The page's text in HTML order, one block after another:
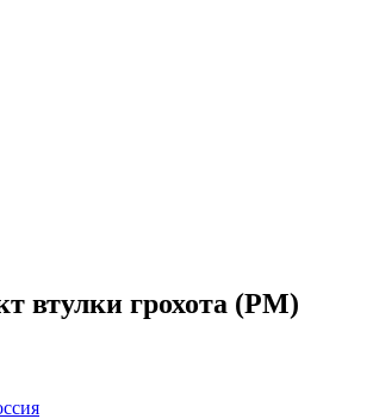
втулки грохота (РМ)